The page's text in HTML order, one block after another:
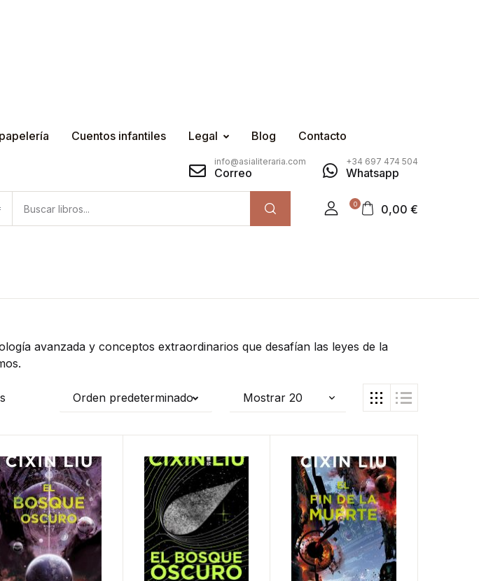
Cuentos infantiles Legal Blog Contacto
info@asialiteraria.com
Correo
+34 697 474 504
Whatsapp
0 0,00 €
avanzada y conceptos extraordinarios que desafían las leyes de la
Orden predeterminado